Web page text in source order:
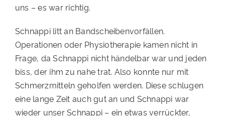
HELFER WERDEN
RATGEBER
uns – es war richtig.
Schnappi litt an Bandscheibenvorfällen.
Operationen oder Physiotherapie kamen nicht in
Frage, da Schnappi nicht händelbar war und jeden
biss, der ihm zu nahe trat. Also konnte nur mit
Schmerzmitteln geholfen werden. Diese schlugen
eine lange Zeit auch gut an und Schnappi war
wieder unser Schnappi – ein etwas verrückter,